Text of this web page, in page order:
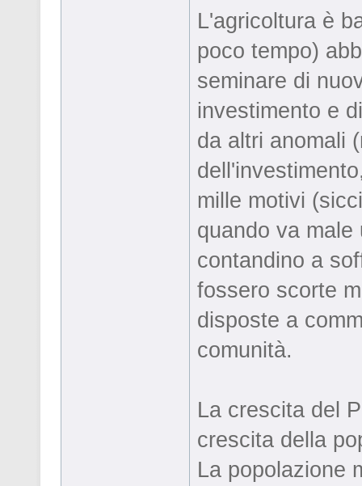
L'agricoltura è
poco tempo)
seminare di
investimento e
da altri anomali
mille motivi
quando va
contandino a
fossero scorte
disposte a
comunità.
La crescita del
crescita della
La popolazione